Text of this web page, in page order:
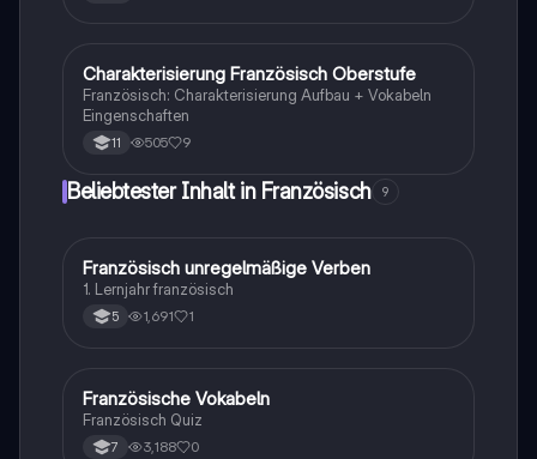
Französisch
Charakterisierung Französisch Oberstufe
Französisch: Charakterisierung Aufbau + Vokabeln
Eingenschaften
11 505 9
Beliebtester Inhalt in Französisch 9
FFranzösisch
Französisch unregelmäßige Verben
1. Lernjahr französisch
5 1,691 1
FFranzösisch
Französische Vokabeln
Französisch Quiz
7 3,188 0